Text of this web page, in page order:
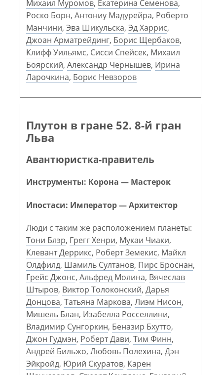
Михаил Муромов, Екатерина Семенова,
Роско Борн, Антониу Мадурейра, Роберто
Манчини, Эва Шикульска, Эд Харрис,
Джоан Арматрейдинг, Борис Щербаков,
Клифф Уильямс, Сисси Спейсек, Михаил
Боярский, Александр Чернышев, Ирина
Ларочкина, Борис Невзоров
Плутон в гране 52. 8-й гран
Льва
Авантюристка-правитель
Инструменты: Корона — Мастерок
Ипостаси: Император — Архитектор
Люди с таким же расположением планеты:
Тони Блэр, Грегг Хенри, Мукаи Чиаки,
Клевант Деррикс, Роберт Земекис, Майкл
Олдфилд, Шамиль Султанов, Пирс Броснан,
Грейс Джонс, Альфред Молина, Вячеслав
Штыров, Виктор Толоконский, Дарья
Донцова, Татьяна Маркова, Лиэм Нисон,
Мишель Блан, Изабелла Росселлини,
Владимир Сунгоркин, Беназир Бхутто,
Джон Гудмэн, Роберт Дави, Тим Финн,
Андрей Бильжо, Любовь Полехина, Дэн
Эйкройд, Юрий Скуратов, Карен